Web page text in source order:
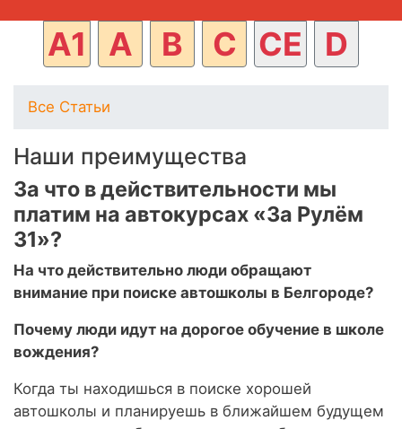
A1 A B C CE D
Все Статьи
Наши преимущества
За что в действительности мы
платим на автокурсах «За Рулём
31»?
На что действительно люди обращают
внимание при поиске автошколы в Белгороде?
Почему люди идут на дорогое обучение в школе
вождения?
Когда ты находишься в поиске хорошей
автошколы и планируешь в ближайшем будущем